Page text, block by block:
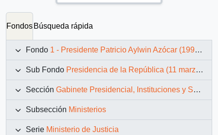
Fondos Búsqueda rápida
Fondo 1 - Presidente Patricio Aylwin Azócar (1990-1994)
Sub Fondo Presidencia de la República (11 marzo 1990 – 11 marzo 1994)
Sección Gabinete Presidencial, Instituciones y Servicios
Subsección Ministerios
Serie Ministerio de Justicia